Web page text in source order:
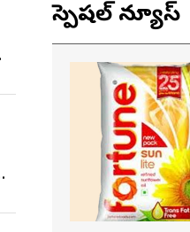
స్పెషల్ న్యూస్